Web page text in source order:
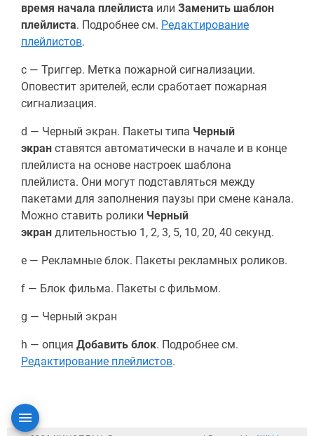
время начала плейлиста или Заменить шаблон
плейлиста. Подробнее см. Редактирование
плейлистов.
c — Триггер. Метка пожарной сигнализации.
Оповестит зрителей, если сработает пожарная
сигнализация.
d — Черный экран. Пакеты типа Черный
экран ставятся автоматически в начале и в конце
плейлиста на основе настроек шаблона
плейлиста. Они могут подставляться между
пакетами для заполнения паузы при смене канала.
Можно ставить ролики Черный
экран длительностью 1, 2, 3, 5, 10, 20, 40 секунд.
e — Рекламные блок. Пакеты рекламных роликов.
f — Блок фильма. Пакеты с фильмом.
g — Черный экран
h — опция Добавить блок. Подробнее см.
Редактирование плейлистов.